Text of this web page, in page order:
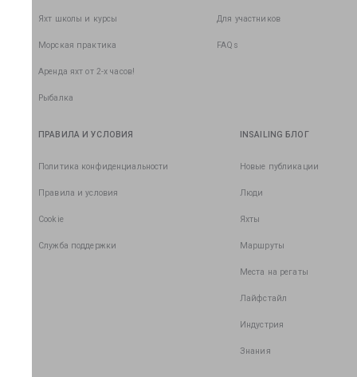
Яхт школы и курсы
Морская практика
Аренда яхт от 2-х часов!
Рыбалка
Для участников
FAQs
ПРАВИЛА И УСЛОВИЯ
Политика конфиденциальности
Правила и условия
Cookie
Служба поддержки
INSAILING БЛОГ
Новые публикации
Люди
Яхты
Маршруты
Места на регаты
Лайфстайл
Индустрия
Знания